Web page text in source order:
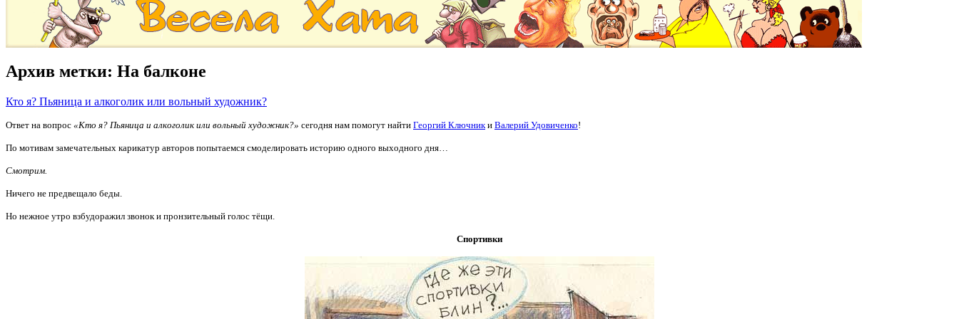
Архив метки: На балконе
Кто я? Пьяница и алкоголик или вольный художник?
Ответ на вопрос «Кто я? Пьяница и алкоголик или вольный художник?» сегодня нам помогут найти Георгий Ключник и Валерий Удовиченко!
По мотивам замечательных карикатур авторов попытаемся смоделировать историю одного выходного дня…
Смотрим.
Ничего не предвещало беды.
Но нежное утро взбудоражил звонок и пронзительный голос тёщи.
Спортивки